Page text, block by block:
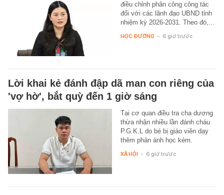
điều chỉnh phân công công tác
đối với các lãnh đạo UBND tỉnh
nhiệm kỳ 2026-2031. Theo đó,…
HỌC ĐƯỜNG - 6 giờ trước
Lời khai kẻ đánh đập dã man con riêng của
'vợ hờ', bắt quỳ đến 1 giờ sáng
Tại cơ quan điều tra cha dượng
thừa nhận nhiều lần đánh cháu
P.G.K.L do bé bị giáo viên dạy
thêm phản ánh học kém.
XÃ HỘI - 6 giờ trước